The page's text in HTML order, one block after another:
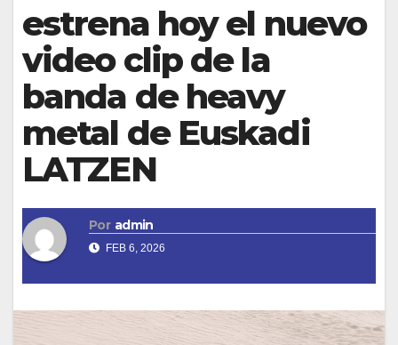
estrena hoy el nuevo
video clip de la
banda de heavy
metal de Euskadi
LATZEN
Por admin
FEB 6, 2026